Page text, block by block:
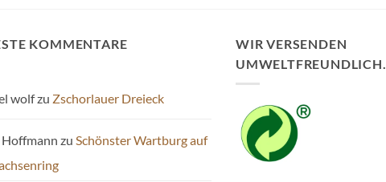
KOMMENTARE
wolfzu Zschorlauer Dreieck
zu Schönster Wartburg auf
WIR VERSENDEN
UMWELTFREUNDLICH.